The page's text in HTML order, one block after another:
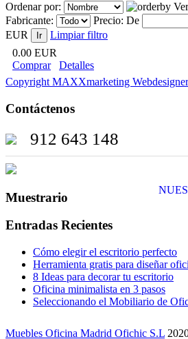
Ordenar por:
Fabricante:
Precio: De
EUR
Limpiar filtro
0.00 EUR
Comprar
Detalles
Copyright MAXXmarketing
Contáctenos
912 643 148
Muestrario
Entradas Recientes
Cómo elegir el escritorio perfecto
Herramienta gratis para diseñar
8 Ideas para decorar tu escritorio
Oficina minimalista en 3 pasos
Seleccionando el Mobiliario de
Muebles Oficina Madrid Ofichic S.L